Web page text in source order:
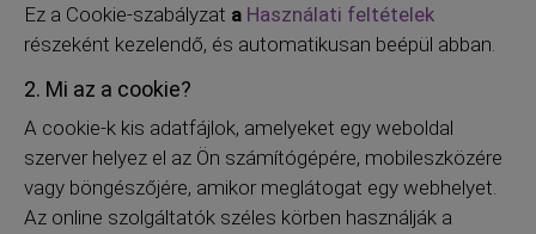
Ez a Cookie-szabályzat a Használati feltételek
részeként kezelendő, és automatikusan beépül abban.
2. Mi az a cookie?
A cookie-k kis adatfájlok, amelyeket egy weboldal
szerver helyez el az Ön számítógépére, mobileszközére
vagy böngészőjére, amikor meglátogat egy webhelyet.
Az online szolgáltatók széles körben használják a